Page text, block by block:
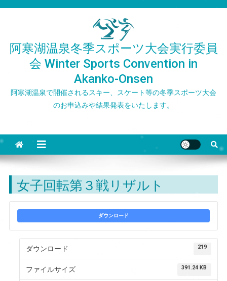
阿寒湖温泉冬季スポーツ大会実行委員
会 Winter Sports Convention in
Akanko-Onsen
阿寒湖温泉で開催されるスキー、スケート等の冬季スポーツ大会
のお申込みや結果発表をいたします。
女子回転第３戦リザルト
ダウンロード
ダウンロード 219
ファイルサイズ 391.24 KB